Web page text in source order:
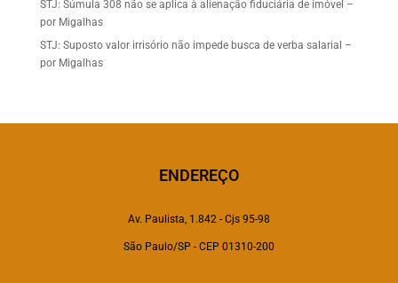
STJ: Súmula 308 não se aplica à alienação fiduciária de imóvel –
por Migalhas
STJ: Suposto valor irrisório não impede busca de verba salarial –
por Migalhas
ENDEREÇO
Av. Paulista, 1.842 - Cjs 95-98
São Paulo/SP - CEP 01310-200